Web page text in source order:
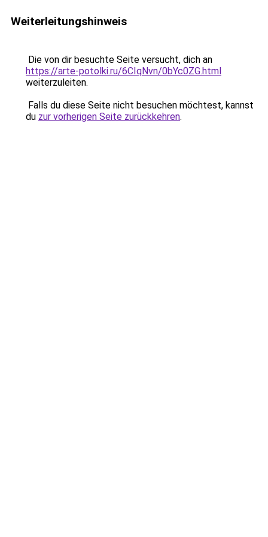
Weiterleitungshinweis
Die von dir besuchte Seite versucht, dich an
https://arte-potolki.ru/6CIqNvn/0bYc0ZG.html
weiterzuleiten.
Falls du diese Seite nicht besuchen möchtest, kannst
du zur vorherigen Seite zurückkehren.